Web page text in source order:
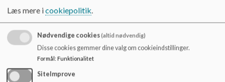
i
Astrup Skole
Hadsundvej 11, 9510 Arden
astrupskole@mariagerfjord.dk
Læs mere icookiepolitik.
Nødvendige cookies(altid nødvendig)
Disse cookies gemmer dine valg om cookieindstillinger.
Formål: Funktionalitet
SiteImprove